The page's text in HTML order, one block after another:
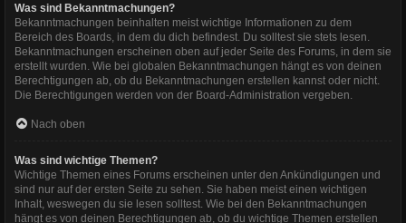
Was sind Bekanntmachungen?
Bekanntmachungen beinhalten meist wichtige Informationen zu dem
Bereich des Boards, in dem du dich befindest. Du solltest sie stets lesen.
Bekanntmachungen erscheinen oben auf jeder Seite des Forums, in dem sie
erstellt wurden. Wie bei globalen Bekanntmachungen hängt es von deinen
Berechtigungen ab, ob du Bekanntmachungen erstellen kannst oder nicht.
Die Berechtigungen werden von der Board-Administration vergeben.
Nach oben
Was sind wichtige Themen?
Wichtige Themen eines Forums erscheinen unter den Ankündigungen und
sind nur auf der ersten Seite zu sehen. Sie haben meist einen wichtigen
Inhalt, weswegen du sie lesen solltest. Wie bei den Bekanntmachungen
hängt es von deinen Berechtigungen ab, ob du wichtige Themen erstellen